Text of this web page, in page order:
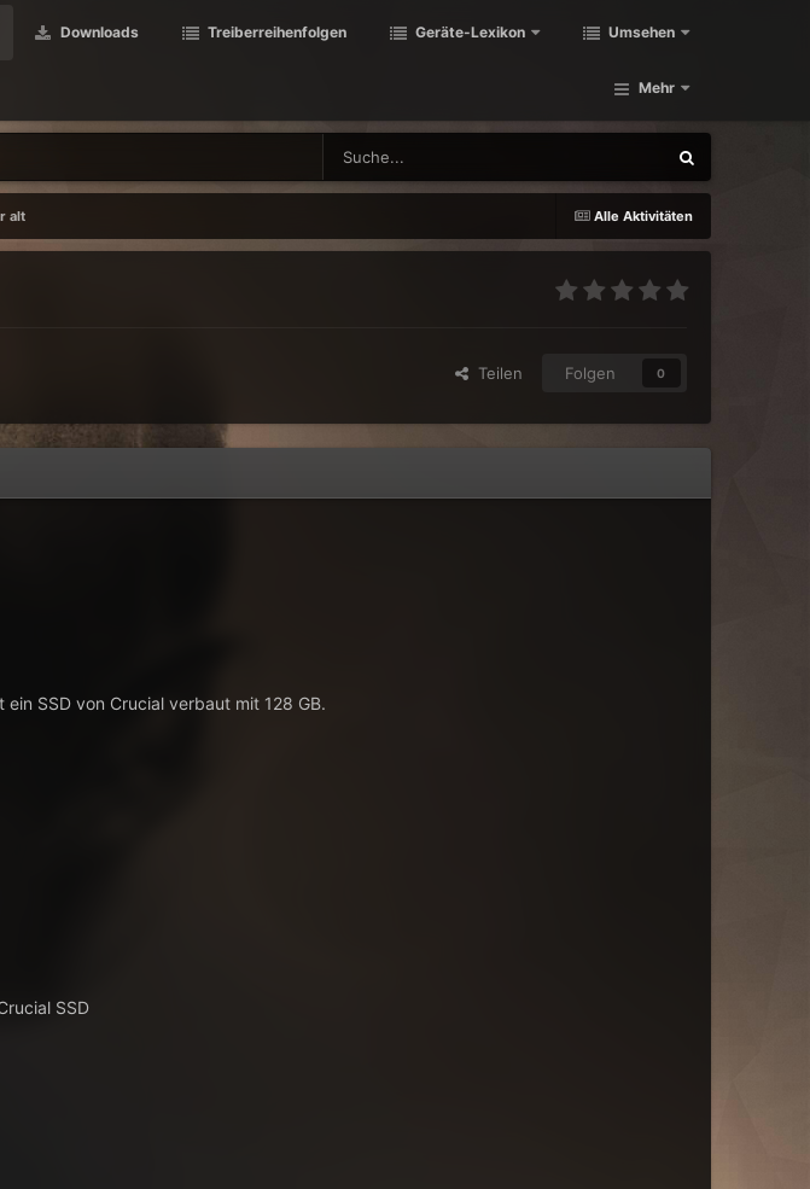
Downloads Treiberreihenfolgen Geräte-Lexikon Umsehen
Mehr
Alle Aktivitäten
alt
Teilen Folgen 0
SSD von Crucial verbaut mit 128 GB.
SSD